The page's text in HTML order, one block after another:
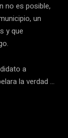
no es posible,
un
y que
a
la verdad …